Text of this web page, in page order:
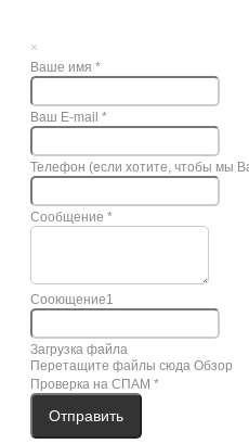
×
Ваше имя *
Ваш E-mail *
Телефон (если хотите, чтобы мы
Сообщение *
Сооющение1
Загрузка файла
Перетащите файлы сюда Обзор
Проверка на СПАМ *
Отправить